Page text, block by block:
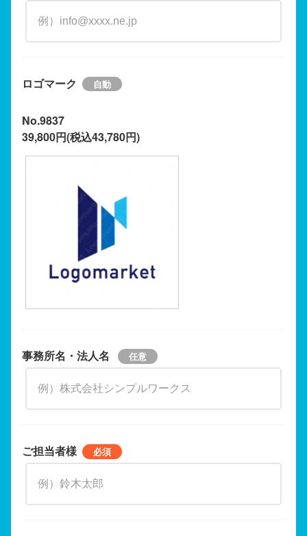
ロゴマーク
No.9837
39,800円(税込43,780円)
事務所名・法人名
ご担当者様